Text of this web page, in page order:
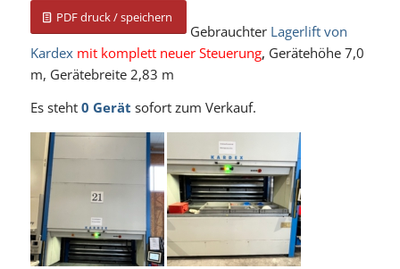
PDF druck / speichern
Gebrauchter Lagerlift von
Kardex mit komplett neuer Steuerung, Gerätehöhe 7,0
m, Gerätebreite 2,83 m
Es steht0 Gerät sofort zum Verkauf.